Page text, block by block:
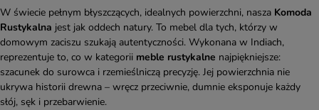
W świecie pełnym błyszczących, idealnych powierzchni, nasza Komoda
Rustykalna jest jak oddech natury. To mebel dla tych, którzy w
domowym zaciszu szukają autentyczności. Wykonana w Indiach,
reprezentuje to, co w kategorii meble rustykalne najpiękniejsze:
szacunek do surowca i rzemieślniczą precyzję. Jej powierzchnia nie
ukrywa historii drewna – wręcz przeciwnie, dumnie eksponuje każdy
słój, sęk i przebarwienie.